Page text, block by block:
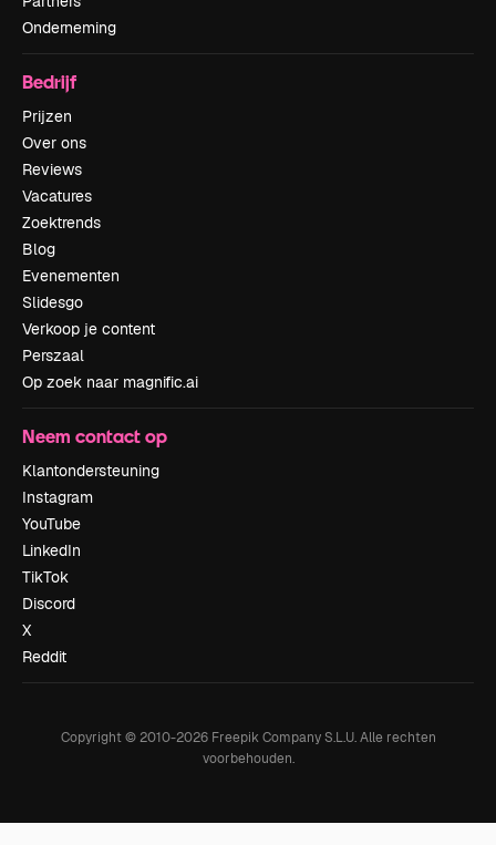
Onderneming
Bedrijf
Prijzen
Over ons
Reviews
Vacatures
Zoektrends
Blog
Evenementen
Slidesgo
Verkoop je content
Perszaal
Op zoek naar magnific.ai
Neem contact op
Klantondersteuning
Instagram
YouTube
LinkedIn
TikTok
Discord
X
Reddit
Copyright © 2010-2026Freepik Company S.L.U. Alle rechten
voorbehouden.